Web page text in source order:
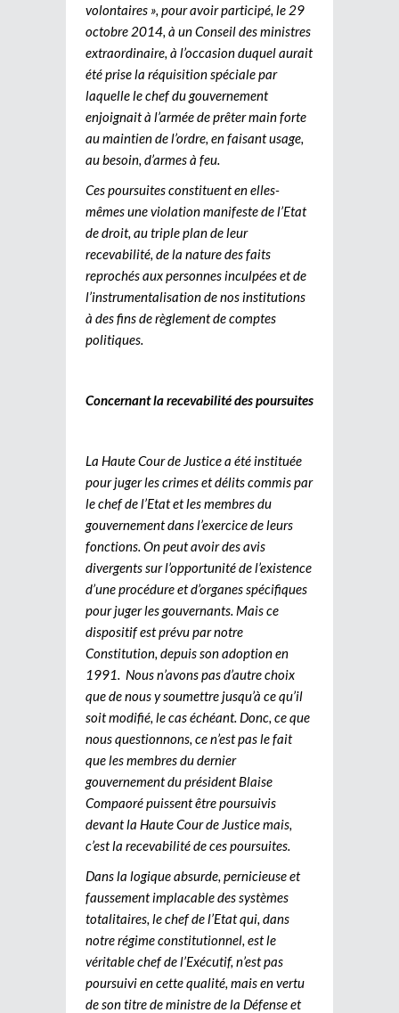
volontaires », pour avoir participé, le 29
octobre 2014, à un Conseil des ministres
extraordinaire, à l’occasion duquel aurait
été prise la réquisition spéciale par
laquelle le chef du gouvernement
enjoignait à l’armée de prêter main forte
au maintien de l’ordre, en faisant usage,
au besoin, d’armes à feu.
Ces poursuites constituent en elles-
mêmes une violation manifeste de l’Etat
de droit, au triple plan de leur
recevabilité, de la nature des faits
reprochés aux personnes inculpées et de
l’instrumentalisation de nos institutions
à des fins de règlement de comptes
politiques.
Concernant la recevabilité des poursuites
La Haute Cour de Justice a été instituée
pour juger les crimes et délits commis par
le chef de l’Etat et les membres du
gouvernement dans l’exercice de leurs
fonctions. On peut avoir des avis
divergents sur l’opportunité de l’existence
d’une procédure et d’organes spécifiques
pour juger les gouvernants. Mais ce
dispositif est prévu par notre
Constitution, depuis son adoption en
1991. Nous n’avons pas d’autre choix
que de nous y soumettre jusqu’à ce qu’il
soit modifié, le cas échéant. Donc, ce que
nous questionnons, ce n’est pas le fait
que les membres du dernier
gouvernement du président Blaise
Compaoré puissent être poursuivis
devant la Haute Cour de Justice mais,
c’est la recevabilité de ces poursuites.
Dans la logique absurde, pernicieuse et
faussement implacable des systèmes
totalitaires, le chef de l’Etat qui, dans
notre régime constitutionnel, est le
véritable chef de l’Exécutif, n’est pas
poursuivi en cette qualité, mais en vertu
de son titre de ministre de la Défense et